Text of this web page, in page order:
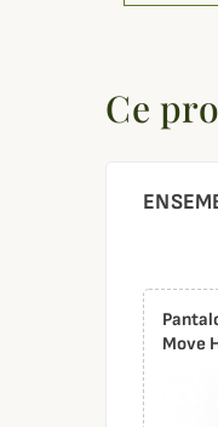
Ce
Move